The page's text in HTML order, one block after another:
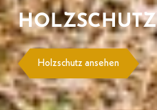
HOLZSCHUTZ
Holzschutz ansehen